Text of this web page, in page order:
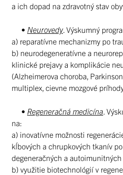
a ich dopad na zdravotný stav
• Neurovedy. Výskumný
a) reparatívne mechanizmy po
b) neurodegeneratívne a
klinické prejavy a komplikácie
(Alzheimerova choroba,
multiplex, cievne mozgové
• Regeneračná medicína.
na:
a) inovatívne možnosti
kĺbových a chrupkových tkanív
degeneračných a
b) využitie biotechnológií v